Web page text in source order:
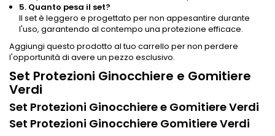
5. Quanto pesa il set?
Il set è leggero e progettato per non appesantire durante
l'uso, garantendo al contempo una protezione efficace.
Aggiungi questo prodotto al tuo carrello per non perdere
l'opportunità di avere un pezzo esclusivo.
Set Protezioni Ginocchiere e Gomitiere
Verdi
Set Protezioni Ginocchiere e Gomitiere Verdi
Set Protezioni Ginocchiere Gomitiere Verdi